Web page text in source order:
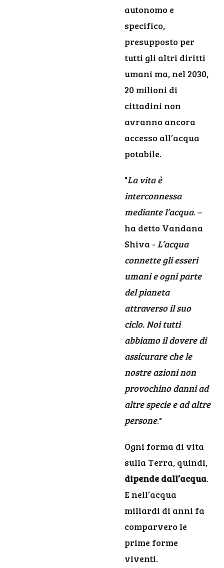
autonomo e
specifico,
presupposto per
tutti gli altri diritti
umani ma, nel 2030,
20 milioni di
cittadini non
avranno ancora
accesso all’acqua
potabile.
"La vita è
interconnessa
mediante l’acqua. –
ha detto Vandana
Shiva - L’acqua
connette gli esseri
umani e ogni parte
del pianeta
attraverso il suo
ciclo. Noi tutti
abbiamo il dovere di
assicurare che le
nostre azioni non
provochino danni ad
altre specie e ad altre
persone."
Ogni forma di vita
sulla Terra, quindi,
dipende dall’acqua.
E nell’acqua
miliardi di anni fa
comparvero le
prime forme
viventi.